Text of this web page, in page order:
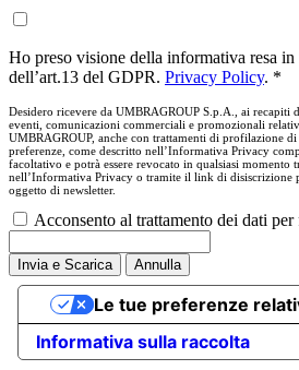
Ho preso visione della informativa resa in
dell’art.13 del GDPR. Privacy Policy. *
Desidero ricevere da UMBRAGROUP S.p.A., ai recapiti
eventi, comunicazioni commerciali e promozionali
UMBRAGROUP, anche con trattamenti di profilazione
preferenze, come descritto nell’Informativa Privacy
facoltativo e potrà essere revocato in qualsiasi momento
nell’Informativa Privacy o tramite il link di disiscrizione
oggetto di newsletter.
Acconsento al trattamento dei dati
Invia e Scarica Annulla
Informativa sulla raccolta
Le tue preferenze